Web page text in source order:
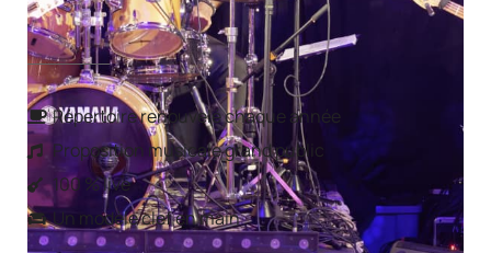
Répertoire renouvelé chaque année
Proposition musicale grand public
100 % live
Un modèle clef en main